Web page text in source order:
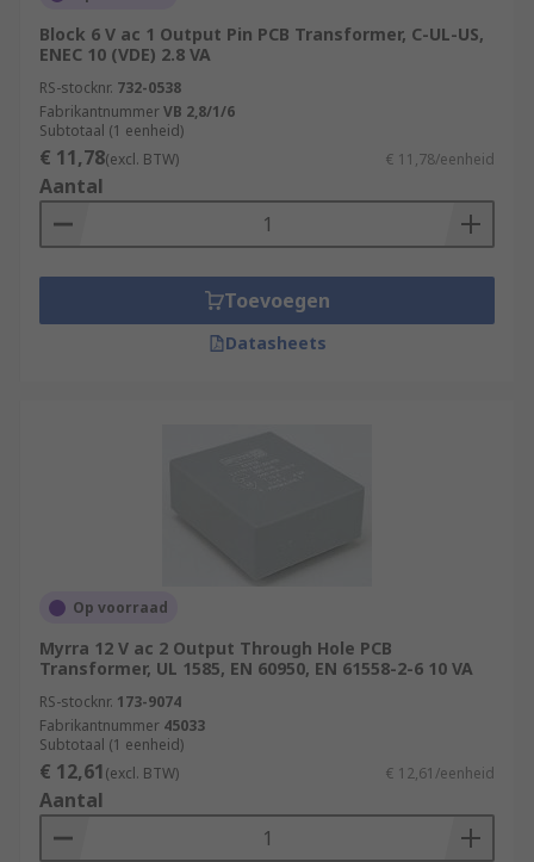
Block 6 V ac 1 Output Pin PCB Transformer, C-UL-US,
ENEC 10 (VDE) 2.8 VA
RS-stocknr. 732-0538
FabrikantnummerVB 2,8/1/6
Subtotaal (1 eenheid)
€ 11,78(excl. BTW) € 11,78/eenheid
Aantal
Toevoegen
Datasheets
Op voorraad
Myrra 12 V ac 2 Output Through Hole PCB
Transformer, UL 1585, EN 60950, EN 61558-2-6 10 VA
RS-stocknr. 173-9074
Fabrikantnummer 45033
Subtotaal (1 eenheid)
€ 12,61(excl. BTW) € 12,61/eenheid
Aantal